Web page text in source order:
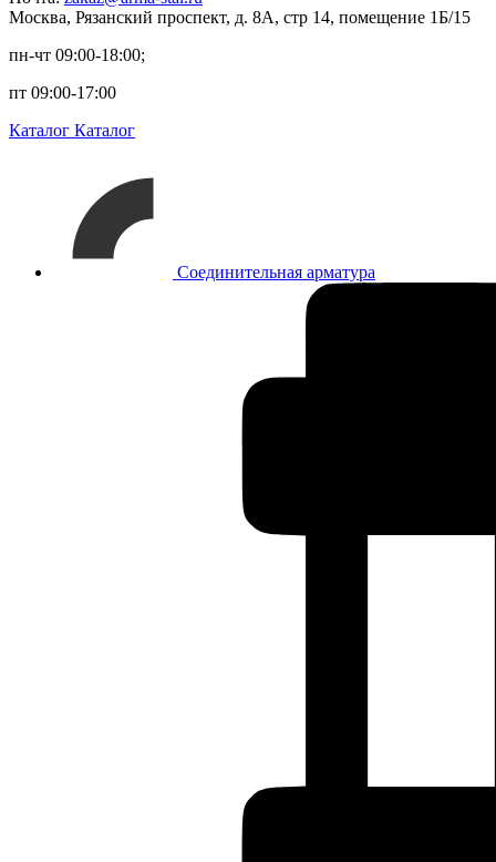
Москва, Рязанский проспект, д. 8А, стр 14, помещение 1Б/15
пн-чт 09:00-18:00;
пт 09:00-17:00
Каталог Каталог
Соединительная арматура